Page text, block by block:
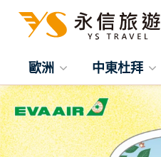
歐洲 中東杜拜